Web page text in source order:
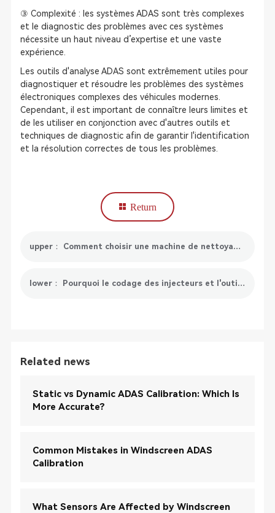
③ Complexité : les systèmes ADAS sont très complexes
et le diagnostic des problèmes avec ces systèmes
nécessite un haut niveau d’expertise et une vaste
expérience.
Les outils d'analyse ADAS sont extrêmement utiles pour
diagnostiquer et résoudre les problèmes des systèmes
électroniques complexes des véhicules modernes.
Cependant, il est important de connaître leurs limites et
de les utiliser en conjonction avec d'autres outils et
techniques de diagnostic afin de garantir l'identification
et la résolution correctes de tous les problèmes.
Return
upper： Comment choisir une machine de nettoyage d'injecteur de carburant à 8 ou 6 cylindres ?
lower： Pourquoi le codage des injecteurs et l'outil d'analyse de codage des injecteurs sont-ils recommandés ?
Related news
Static vs Dynamic ADAS Calibration: Which Is
More Accurate?
Common Mistakes in Windscreen ADAS
Calibration
What Sensors Are Affected by Windscreen